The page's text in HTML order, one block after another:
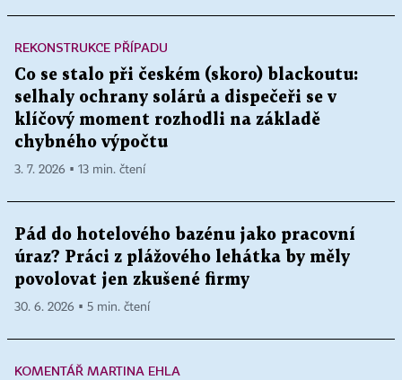
REKONSTRUKCE PŘÍPADU
Co se stalo při českém (skoro) blackoutu:
selhaly ochrany solárů a dispečeři se v
klíčový moment rozhodli na základě
chybného výpočtu
3. 7. 2026 ▪ 13 min. čtení
Pád do hotelového bazénu jako pracovní
úraz? Práci z plážového lehátka by měly
povolovat jen zkušené firmy
30. 6. 2026 ▪ 5 min. čtení
KOMENTÁŘ MARTINA EHLA